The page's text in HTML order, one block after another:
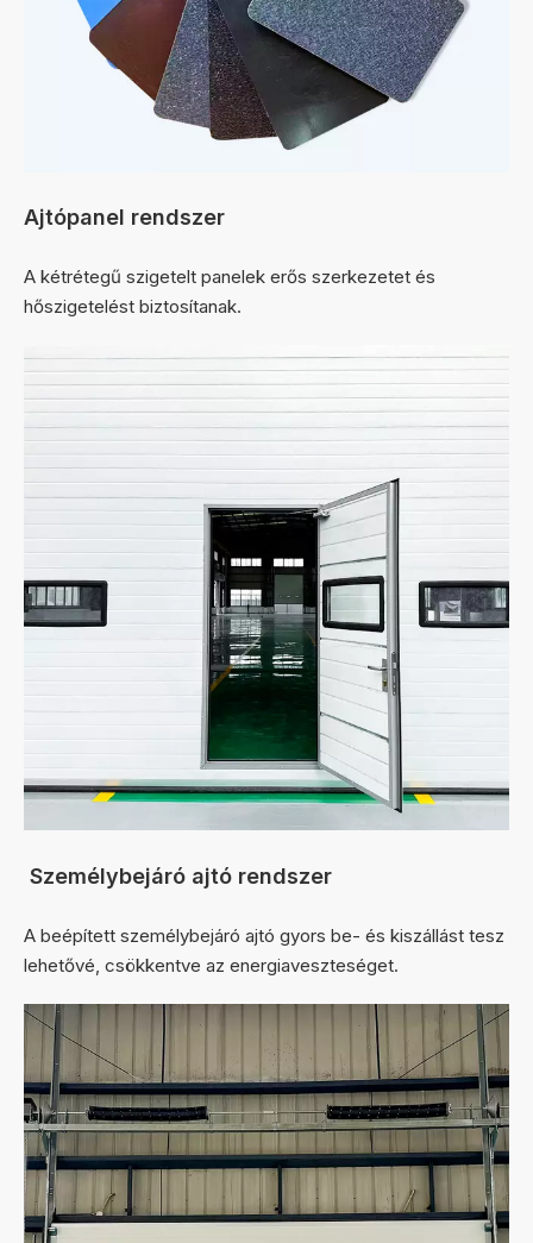
Ajtópanel rendszer
A kétrétegű szigetelt panelek erős szerkezetet és
hőszigetelést biztosítanak.
Személybejáró ajtó rendszer
A beépített személybejáró ajtó gyors be- és kiszállást tesz
lehetővé, csökkentve az energiaveszteséget.